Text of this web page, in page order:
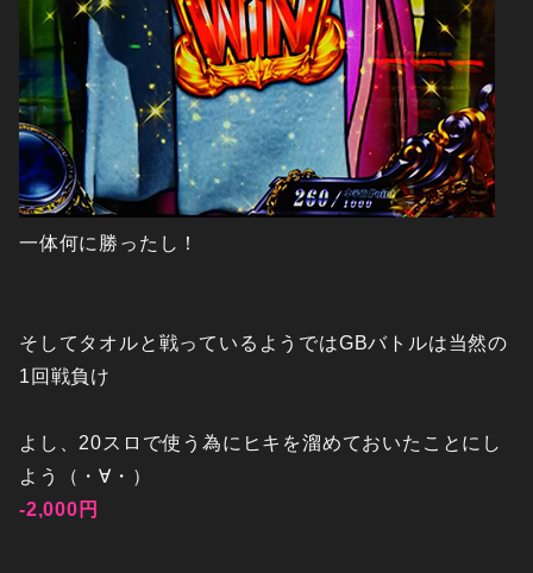
一体何に勝ったし！
そしてタオルと戦っているようではGBバトルは当然の
1回戦負け
よし、20スロで使う為にヒキを溜めておいたことにし
よう（・∀・）
-2,000円